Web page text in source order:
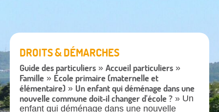
DROITS & DÉMARCHES
Guide des particuliers » Accueil particuliers »
Famille » École primaire (maternelle et
élémentaire) » Un enfant qui déménage dans une
nouvelle commune doit-il changer d'école ? » Un
enfant qui déménage dans une nouvelle